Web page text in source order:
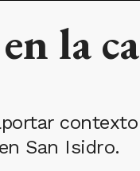
la
contexto
San Isidro.